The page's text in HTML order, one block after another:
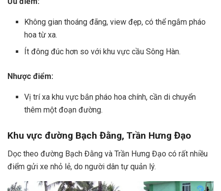
Không gian thoáng đãng, view đẹp, có thể ngắm pháo
hoa từ xa.
Ít đông đúc hơn so với khu vực cầu Sông Hàn.
Nhược điểm:
Vị trí xa khu vực bắn pháo hoa chính, cần di chuyển
thêm một đoạn đường.
Khu vực đường Bạch Đằng, Trần Hưng Đạo
Dọc theo đường Bạch Đằng và Trần Hưng Đạo có rất nhiều
điểm gửi xe nhỏ lẻ, do người dân tự quản lý.